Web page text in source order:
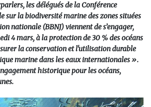
les délégués de la Conférence
sur la biodiversité marine des zones situées
nationale (BBNJ) viennent de s’engager,
4 mars, à la protection de 30 % des océans
la conservation et l'utilisation durable
marine dans les eaux internationales ».
historique pour les océans,